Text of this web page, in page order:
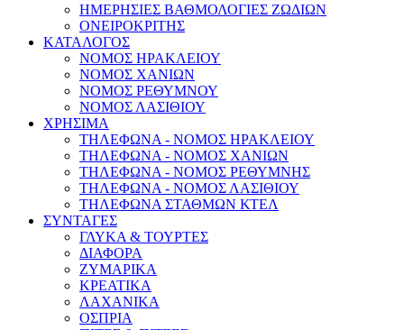
ΗΜΕΡΗΣΙΕΣ ΒΑΘΜΟΛΟΓΙΕΣ ΖΩΔΙΩΝ
ΟΝΕΙΡΟΚΡΙΤΗΣ
ΚΑΤΑΛΟΓΟΣ
ΝΟΜΟΣ ΗΡΑΚΛΕΙΟΥ
ΝΟΜΟΣ ΧΑΝΙΩΝ
ΝΟΜΟΣ ΡΕΘΥΜΝΟΥ
ΝΟΜΟΣ ΛΑΣΙΘΙΟΥ
ΧΡΗΣΙΜΑ
ΤΗΛΕΦΩΝΑ - ΝΟΜΟΣ ΗΡΑΚΛΕΙΟΥ
ΤΗΛΕΦΩΝΑ - ΝΟΜΟΣ ΧΑΝΙΩΝ
ΤΗΛΕΦΩΝΑ - ΝΟΜΟΣ ΡΕΘΥΜΝΗΣ
ΤΗΛΕΦΩΝΑ - ΝΟΜΟΣ ΛΑΣΙΘΙΟΥ
ΤΗΛΕΦΩΝΑ ΣΤΑΘΜΩΝ ΚΤΕΛ
ΣΥΝΤΑΓΕΣ
ΓΛΥΚΑ & ΤΟΥΡΤΕΣ
ΔΙΑΦΟΡΑ
ΖΥΜΑΡΙΚΑ
ΚΡΕΑΤΙΚΑ
ΛΑΧΑΝΙΚΑ
ΟΣΠΡΙΑ